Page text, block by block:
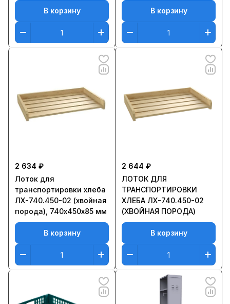
В корзину В корзину
2 634 ₽
Лоток для
транспортировки хлеба
ЛХ-740.450-02 (хвойная
порода), 740х450х85 мм
В корзину
2 644 ₽
ЛОТОК ДЛЯ
ТРАНСПОРТИРОВКИ
ХЛЕБА ЛХ-740.450-02
(ХВОЙНАЯ ПОРОДА)
В корзину